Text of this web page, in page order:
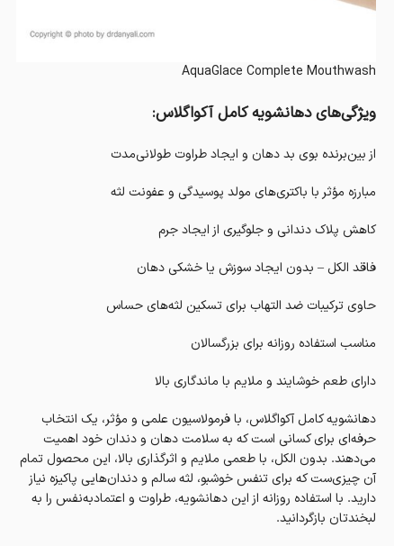
AquaGlace Complete Mouthwash
ویژگی‌های دهانشویه کامل آکواگلاس:
از بین‌برنده بوی بد دهان و ایجاد طراوت طولانی‌مدت
مبارزه مؤثر با باکتری‌های مولد پوسیدگی و عفونت لثه
کاهش پلاک دندانی و جلوگیری از ایجاد جرم
فاقد الکل – بدون ایجاد سوزش یا خشکی دهان
حاوی ترکیبات ضد التهاب برای تسکین لثه‌های حساس
مناسب استفاده روزانه برای بزرگسالان
دارای طعم خوشایند و ملایم با ماندگاری بالا
دهانشویه کامل آکواگلاس، با فرمولاسیون علمی و مؤثر، یک انتخاب
حرفه‌ای برای کسانی است که به سلامت دهان و دندان خود اهمیت
می‌دهند. بدون الکل، با طعمی ملایم و اثرگذاری بالا، این محصول تمام
آن چیزی‌ست که برای تنفس خوشبو، لثه سالم و دندان‌هایی پاکیزه نیاز
دارید. با استفاده روزانه از این دهانشویه، طراوت و اعتمادبه‌نفس را به
لبخندتان بازگردانید.